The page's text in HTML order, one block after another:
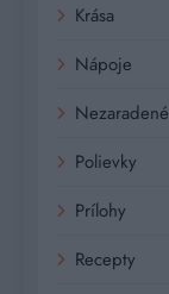
Krása
Nápoje
Nezaradené
Polievky
Prílohy
Recepty